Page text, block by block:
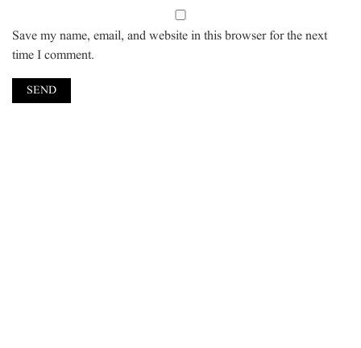
Save my name, email, and website in this browser for the next
time I comment.